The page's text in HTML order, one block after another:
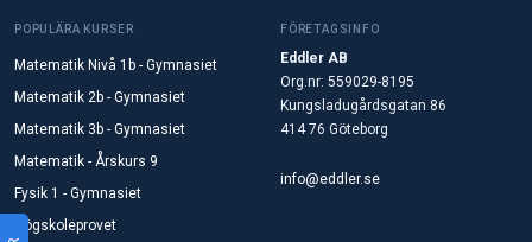
POPULÄRA KURSER
Matematik Nivå 1b - Gymnasiet
Matematik 2b - Gymnasiet
Matematik 3b - Gymnasiet
Matematik - Årskurs 9
Fysik 1 - Gymnasiet
Högskoleprovet
FÖRETAGSINFO
Eddler AB
Org.nr: 559029-8195
Kungsladugårdsgatan 86
414 76 Göteborg
info@eddler.se